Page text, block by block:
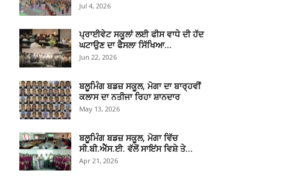
Jul 4, 2026
ਪ੍ਰਾਈਵੇਟ ਸਕੂਲਾਂ ਲਈ ਫੀਸ ਵਾਧੇ ਦੀ ਹੱਦ
ਘਟਾਉਣ ਦਾ ਫੈਸਲਾ ਸਿੱਖਿਆ…
Jun 22, 2026
ਬਲੂਮਿੰਗ ਬਡਜ਼ ਸਕੂਲ, ਮੋਗਾ ਦਾ ਬਾਰ੍ਹਵੀਂ
ਕਲਾਸ ਦਾ ਨਤੀਜਾ ਰਿਹਾ ਸ਼ਾਨਦਾਰ
May 13, 2026
ਬਲੂਮਿੰਗ ਬਡਜ਼ ਸਕੂਲ, ਮੋਗਾ ਵਿੱਚ
ਸੀ.ਬੀ.ਐੱਸ.ਈ. ਵੱਲੋਂ ਸਾਇਂਸ ਵਿਸ਼ੇ ਤੇ…
Apr 21, 2026